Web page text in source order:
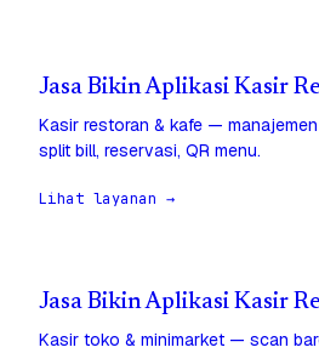
Jasa Bikin Aplikasi Kasir
Kasir restoran & kafe —
split bill, reservasi, QR menu.
Lihat layanan →
Jasa Bikin Aplikasi Kasir
Kasir toko & minimarket — scan